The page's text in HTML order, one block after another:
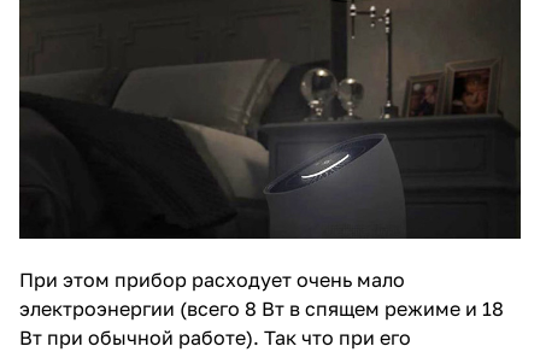
При этом прибор расходует очень мало
электроэнергии (всего 8 Вт в спящем режиме и 18
Вт при обычной работе). Так что при его